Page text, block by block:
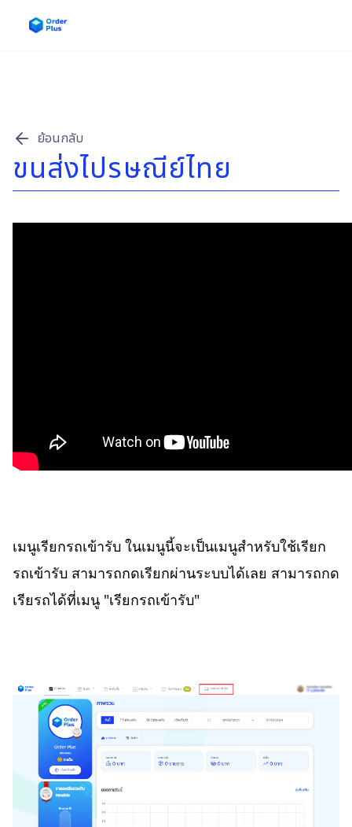
ข่าวสาร & บทความ
คู่มือการใช้งาน
ย้อนกลับ
ขนส่งไปรษณีย์ไทย
เมนูเรียกรถเข้ารับ ในเมนูนี้จะเป็นเมนูสำหรับใช้เรียก
รถเข้ารับ สามารถกดเรียกผ่านระบบได้เลย สามารถกด
เรียรถได้ที่เมนู "เรียกรถเข้ารับ"